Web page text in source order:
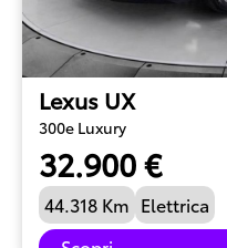
Lexus UX
300e Luxury
32.900 €
44.318 Km Elettrica